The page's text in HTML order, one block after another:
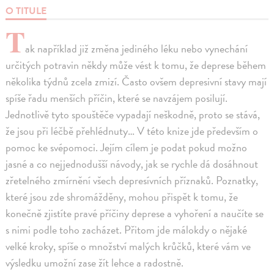
O TITULE
Tak například již změna jediného léku nebo vynechání
určitých potravin někdy může vést k tomu, že deprese během
několika týdnů zcela zmizí. Často ovšem depresivní stavy mají
spíše řadu menších příčin, které se navzájem posilují.
Jednotlivě tyto spouštěče vypadají neškodně, proto se stává,
že jsou při léčbě přehlédnuty… V této knize jde především o
pomoc ke svépomoci. Jejím cílem je podat pokud možno
jasné a co nejjednodušší návody, jak se rychle dá dosáhnout
zřetelného zmírnění všech depresívních příznaků. Poznatky,
které jsou zde shromážděny, mohou přispět k tomu, že
konečně zjistíte pravé příčiny deprese a vyhoření a naučíte se
s nimi podle toho zacházet. Přitom jde málokdy o nějaké
velké kroky, spíše o množství malých krůčků, které vám ve
výsledku umožní zase žít lehce a radostně.